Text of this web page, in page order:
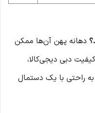
دهانه پهن آن‌ها ممکن
دبی دیجی‌کالا،
راحتی با یک دستمال